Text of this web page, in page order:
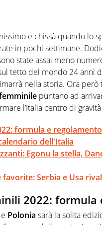
e chissà quando lo
in pochi settimane.
state assai meno
tetto del mondo 24 anni
nella storia. Ora però
puntano ad
l’Italia centro di
formula e regolamento
dell'Italia
Egonu la stella,
Serbia e Usa
2022: formula
e Polonia sarà la solita